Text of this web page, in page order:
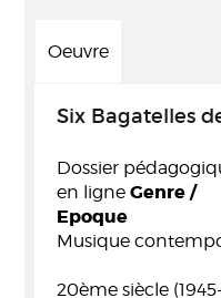
Oeuvre
Six Bagatelles
Dossier
en ligne Genre /
Epoque
Musique
20ème siècle